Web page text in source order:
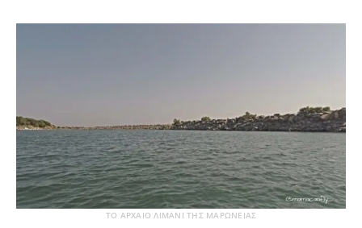
ΤΟ ΑΡΧΑΙΟ ΛΙΜΑΝΙ ΤΗΣ ΜΑΡΩΝΕΙΑΣ